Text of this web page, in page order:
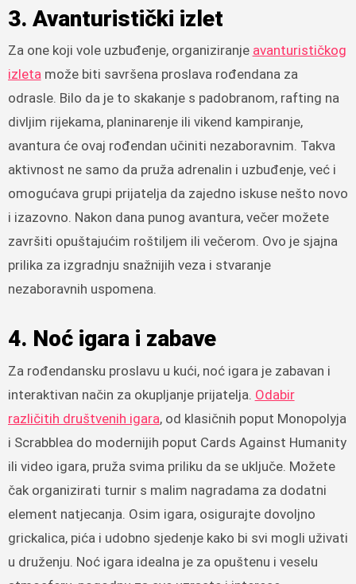
3. Avanturistički izlet
Za one koji vole uzbuđenje, organiziranje avanturističkog
izletamože biti savršena proslava rođendana za
odrasle. Bilo da je to skakanje s padobranom, rafting na
divljim rijekama, planinarenje ili vikend kampiranje,
avantura će ovaj rođendan učiniti nezaboravnim. Takva
aktivnost ne samo da pruža adrenalin i uzbuđenje, već i
omogućava grupi prijatelja da zajedno iskuse nešto novo
i izazovno. Nakon dana punog avantura, večer možete
završiti opuštajućim roštiljem ili večerom. Ovo je sjajna
prilika za izgradnju snažnijih veza i stvaranje
nezaboravnih uspomena.
4. Noć igara i zabave
Za rođendansku proslavu u kući, noć igara je zabavan i
interaktivan način za okupljanje prijatelja. Odabir
različitih društvenih igara, od klasičnih poput Monopolyja
i Scrabblea do modernijih poput Cards Against Humanity
ili video igara, pruža svima priliku da se uključe. Možete
čak organizirati turnir s malim nagradama za dodatni
element natjecanja. Osim igara, osigurajte dovoljno
grickalica, pića i udobno sjedenje kako bi svi mogli uživati
u druženju. Noć igara idealna je za opuštenu i veselu